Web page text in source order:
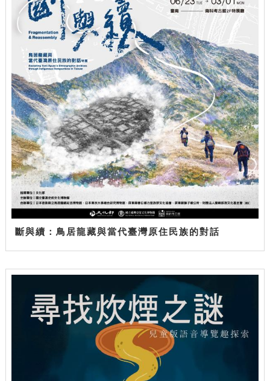
斷與續：鳥居龍藏與當代臺灣原住民族的對話